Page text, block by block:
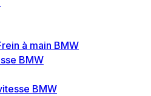
à main BMW
BMW
BMW